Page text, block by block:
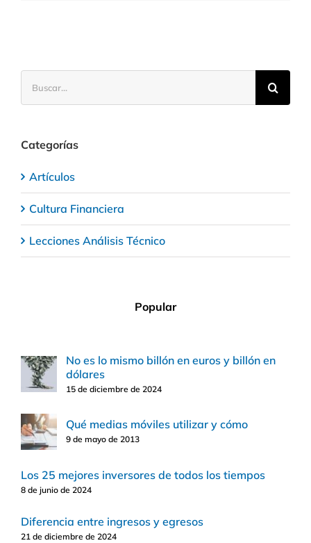
Categorías
Artículos
Cultura Financiera
Lecciones Análisis Técnico
Popular
No es lo mismo billón en euros y billón en
dólares
15 de diciembre de 2024
Qué medias móviles utilizar y cómo
9 de mayo de 2013
Los 25 mejores inversores de todos los tiempos
8 de junio de 2024
Diferencia entre ingresos y egresos
21 de diciembre de 2024